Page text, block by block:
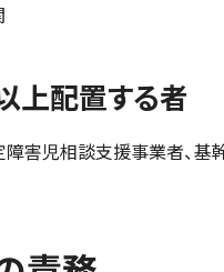
上配置する者
害児相談支援事業者、基